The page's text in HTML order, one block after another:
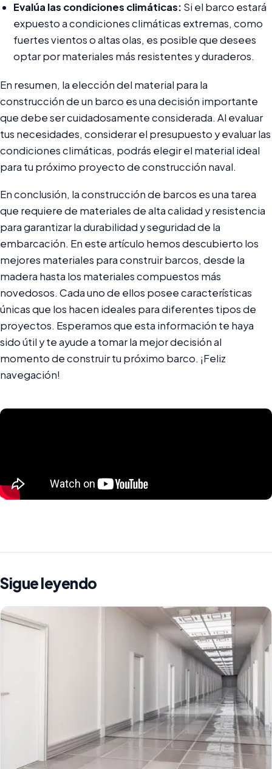
Evalúa las condiciones climáticas: Si el barco estará
expuesto a condiciones climáticas extremas, como
fuertes vientos o altas olas, es posible que desees
optar por materiales más resistentes y duraderos.
En resumen, la elección del material para la
construcción de un barco es una decisión importante
que debe ser cuidadosamente considerada. Al evaluar
tus necesidades, considerar el presupuesto y evaluar las
condiciones climáticas, podrás elegir el material ideal
para tu próximo proyecto de construcción naval.
En conclusión, la construcción de barcos es una tarea
que requiere de materiales de alta calidad y resistencia
para garantizar la durabilidad y seguridad de la
embarcación. En este artículo hemos descubierto los
mejores materiales para construir barcos, desde la
madera hasta los materiales compuestos más
novedosos. Cada uno de ellos posee características
únicas que los hacen ideales para diferentes tipos de
proyectos. Esperamos que esta información te haya
sido útil y te ayude a tomar la mejor decisión al
momento de construir tu próximo barco. ¡Feliz
navegación!
Sigue leyendo